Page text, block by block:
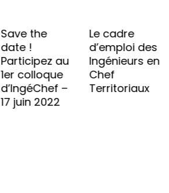
Save the
date !
Participez au
1er colloque
d’IngéChef –
17 juin 2022
Le cadre
d’emploi des
Ingénieurs en
Chef
Territoriaux